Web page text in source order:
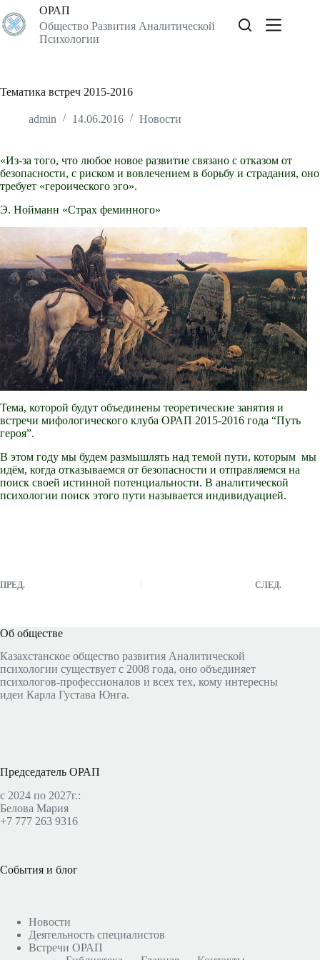
Перейти
к
сути
ОРАП
Общество Развития Аналитической
Психологии
Тематика встреч 2015-2016
admin 14.06.2016 Новости
«Из-за того, что любое новое развитие связано с отказом от
безопасности, с риском и вовлечением в борьбу и страдания, оно
требует «героического эго».
Э. Нойманн «Страх феминного»
Тема, которой будут объединены теоретические занятия и
встречи мифологического клуба ОРАП 2015-2016 года “Путь
героя”.
В этом году мы будем размышлять над темой пути, которым мы
идём, когда отказываемся от безопасности и отправляемся на
поиск своей истинной потенциальности. В аналитической
психологии поиск этого пути называется индивидуацией.
ПРЕД. СЛЕД.
Об обществе
Казахстанское общество развития Аналитической
психологии существует с 2008 года, оно объединяет
психологов-профессионалов и всех тех, кому интересны
идеи Карла Густава Юнга.
Председатель ОРАП
с 2024 по 2027г.:
Белова Мария
+7 777 263 9316
События и блог
Новости
Деятельность специалистов
Встречи ОРАП